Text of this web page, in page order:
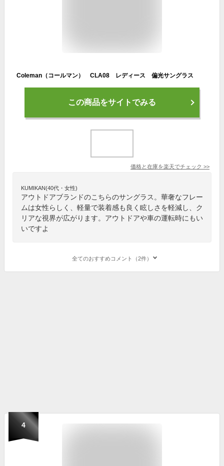
Coleman（コールマン） CLA08 レディース 偏光サングラス
この商品をサイトでみる
価格と在庫を楽天でチェック >>
KUMIKAN(40代・女性)
アウトドアブランドのこちらのサングラス。華奢なフレー
ムは女性らしく、軽量で装着感も良く眩しさを軽減し、ク
リアな視界が広がります。アウトドアや車の運転時にもい
いですよ
全てのおすすめコメント（2件）
4